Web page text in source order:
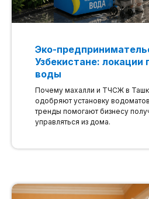
Эко-
Узбекистане: локации
воды
Почему махалли и ТЧСЖ в
одобряют установку
тренды помогают бизнесу
управляться из дома.